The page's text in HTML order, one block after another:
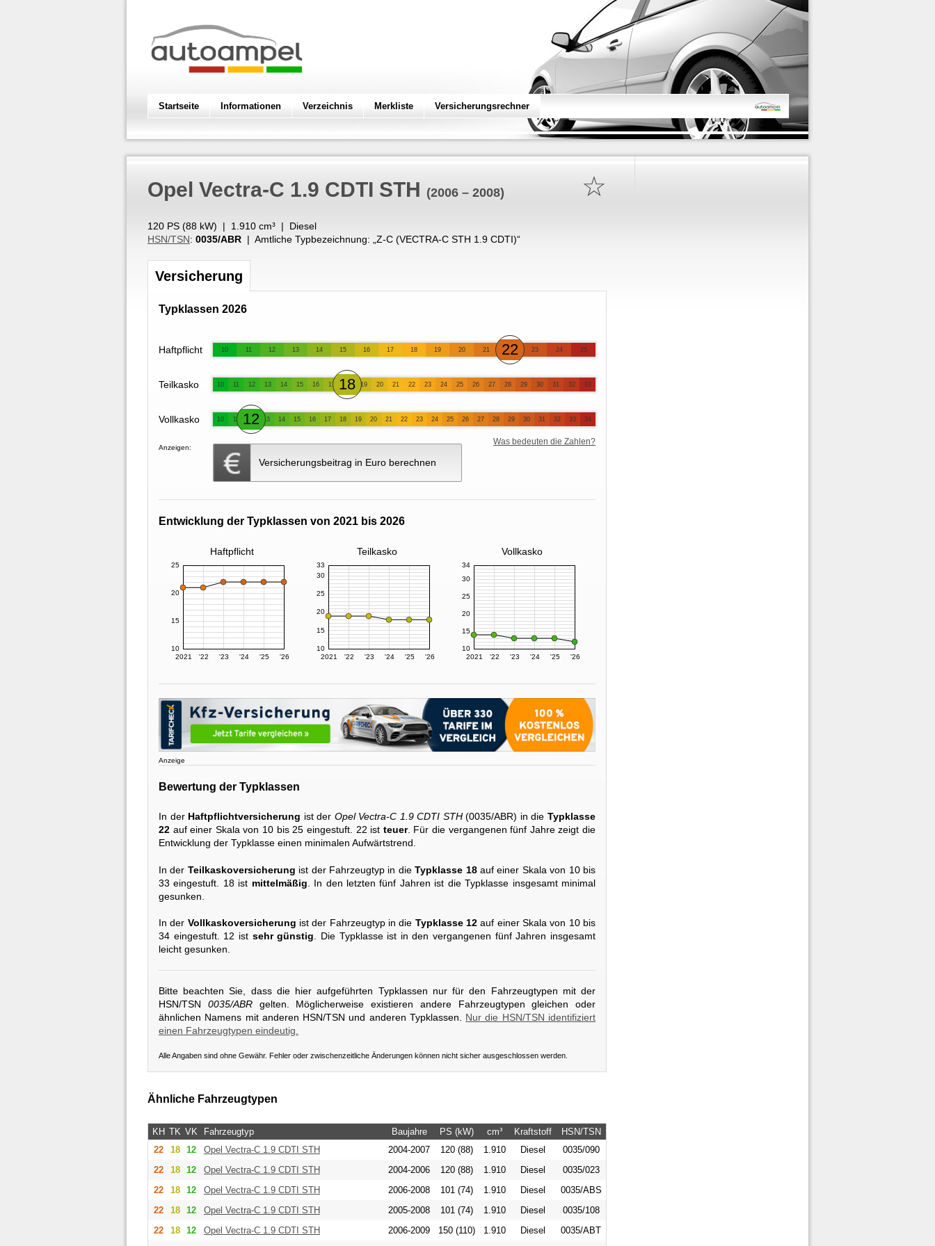
Startseite Informationen Verzeichnis Merkliste Versicherungsrechner
☆
Opel Vectra-C 1.9 CDTI STH (2006 – 2008)
120 PS (88 kW) | 1.910 cm³ | Diesel
HSN/TSN: 0035/ABR | Amtliche Typbezeichnung: „ Z-C (VECTRA-C STH 1.9 CDTI)“
Versicherung
Typklassen 2026
Haftpflicht 10 11 12 13 14 15 16 17 18 19 20 21 22 23 24 25
Teilkasko 10 11 12 13 14 15 16 17 18 19 20 21 22 23 24 25 26 27 28 29 30 31 32 33
Vollkasko 10 11 12 13 14 15 16 17 18 19 20 21 22 23 24 25 26 27 28 29 30 31 32 33 34
Anzeigen:
Versicherungsbeitrag in Euro berechnen
Was bedeuten die Zahlen?
Entwicklung der Typklassen von 2021 bis 2026
Haftpflicht Teilkasko Vollkasko
2021 '22 '23 '24 '25 '26
10
15
20
25
2021 '22 '23 '24 '25 '26
10
15
20
25
30
33
2021 '22 '23 '24 '25 '26
10
15
20
25
30
34
Anzeige
Bewertung der Typklassen
In der Haftpflichtversicherung ist der Opel Vectra-C 1.9 CDTI STH(0035/ABR) in dieTypklasse
22 auf einer Skala von 10 bis 25 eingestuft. 22 ist teuer. Für die vergangenen fünf Jahre zeigt die
Entwicklung der Typklasse einen minimalen Aufwärtstrend.
In der Teilkaskoversicherung ist der Fahrzeugtyp in dieTypklasse 18auf einer Skala von 10 bis
33 eingestuft. 18 ist mittelmäßig . In den letzten fünf Jahren ist die Typklasse insgesamt minimal
gesunken.
In der Vollkaskoversicherung ist der Fahrzeugtyp in die Typklasse 12 auf einer Skala von 10 bis
34 eingestuft. 12 ist sehr günstig. Die Typklasse ist in den vergangenen fünf Jahren insgesamt
leicht gesunken.
Bitte beachten Sie, dass die hier aufgeführten Typklassen nur für den Fahrzeugtypen mit der
HSN/TSN 0035/ABRgelten. Möglicherweise existieren andere Fahrzeugtypen gleichen oder
ähnlichen Namens mit anderen HSN/TSN und anderen Typklassen. Nur die HSN/TSN identifiziert
einen Fahrzeugtypen eindeutig.
Alle Angaben sind ohne Gewähr. Fehler oder zwischenzeitliche Änderungen können nicht sicher ausgeschlossen werden.
Ähnliche Fahrzeugtypen
KH TK VK Fahrzeugtyp Baujahre PS (kW) cm³ Kraftstoff
HSN/TSN
22
18 12 Opel Vectra-C 1.9 CDTI STH 2004-2007 120 (88) 1.910 Diesel
0035/090
22
18 12 Opel Vectra-C 1.9 CDTI STH 2004-2006 120 (88) 1.910 Diesel
0035/023
22
18 12 Opel Vectra-C 1.9 CDTI STH 2006-2008 101 (74) 1.910 Diesel
0035/ABS
22
18 12 Opel Vectra-C 1.9 CDTI STH 2005-2008 101 (74) 1.910 Diesel
0035/108
22
18 12 Opel Vectra-C 1.9 CDTI STH 2006-2009 150 (110) 1.910 Diesel
0035/ABT